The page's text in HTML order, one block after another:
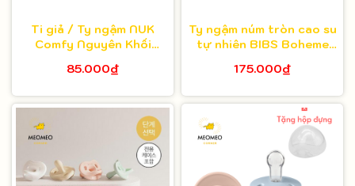
Ti giả / Ty ngậm NUK
Comfy Nguyên Khối
85.000₫
Ty ngậm núm tròn cao su
tự nhiên BIBS Boheme
175.000₫